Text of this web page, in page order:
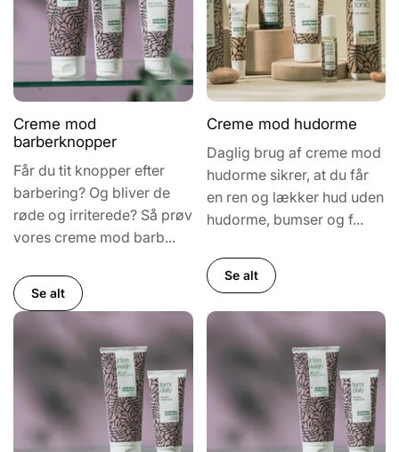
Creme mod
barberknopper
Får du tit knopper efter
barbering? Og bliver de
røde og irriterede? Så prøv
vores creme mod barb...
Se alt
Creme mod hudorme
Daglig brug af creme mod
hudorme sikrer, at du får
en ren og lækker hud uden
hudorme, bumser og f...
Se alt